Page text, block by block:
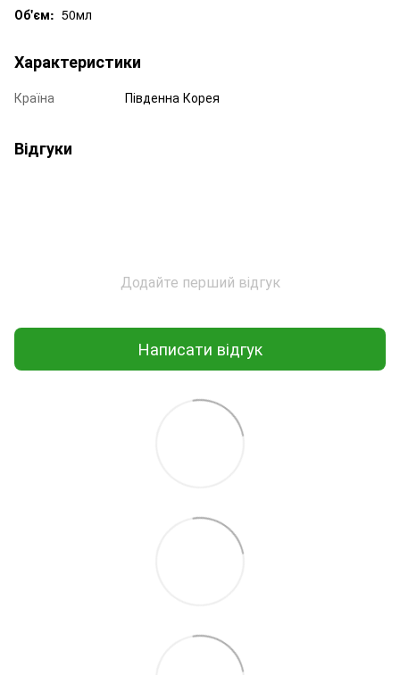
Об'єм: 50мл
Характеристики
Країна Південна Корея
Відгуки
Додайте перший відгук
Написати відгук